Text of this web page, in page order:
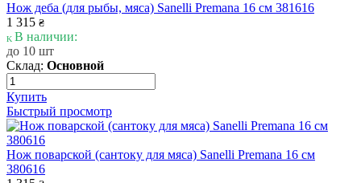
Нож деба (для рыбы, мяса) Sanelli Premana 16 см 381616
1 315 ₴
В наличии:
до 10 шт
Склад: Основной
Купить
Быстрый просмотр
Нож поварской (сантоку для мяса) Sanelli Premana 16 см
380616